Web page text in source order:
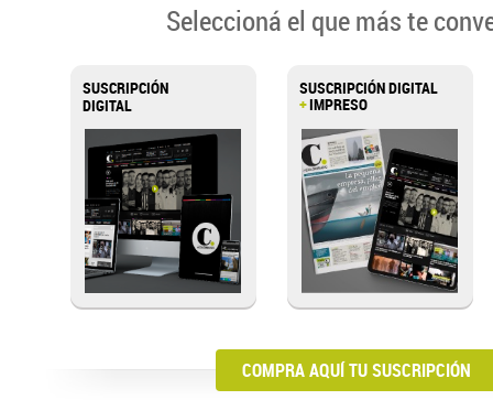
Seleccioná el que más te
SUSCRIPCIÓN
DIGITAL
SUSCRIPCIÓN DIGITAL
+IMPRESO
COMPRA AQUÍ TU SUSCRIPCIÓN